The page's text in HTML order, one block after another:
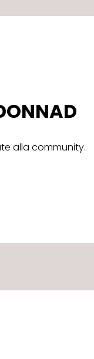
alla community.